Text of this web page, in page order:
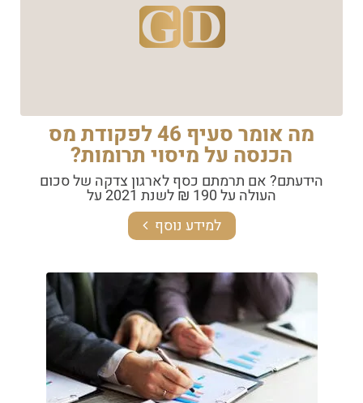
מה אומר סעיף 46 לפקודת מס
הכנסה על מיסוי תרומות?
הידעתם? אם תרמתם כסף לארגון צדקה של סכום
העולה על 190 ₪ לשנת 2021 על
למידע נוסף